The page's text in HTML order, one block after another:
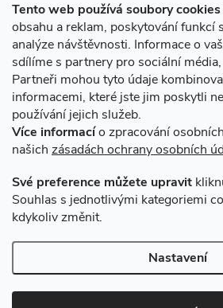
Tento web používá soubory cookies
obsahu a reklam, poskytování funkcí
analýze návštěvnosti. Informace o
sdílíme s partnery pro sociální
Partneři mohou tyto údaje
informacemi, které jste jim poskytli
používání jejich služeb.
Více informacío zpracování
našich zásadách ochrany osobních
Své preference můžete upravit
Souhlas s jednotlivými kategoriemi
kdykoliv změnit.
Nastavení
O nákupu
Novinky v programu Alusic
Archiv
Způsoby dopravy
Copyright 2026VSK Profily.